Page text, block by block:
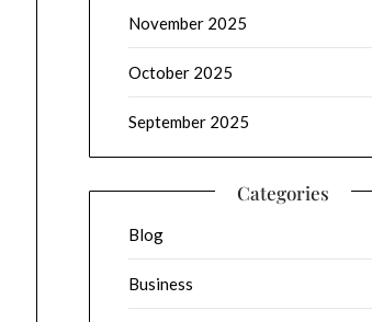
November 2025
October 2025
September 2025
Categories
Blog
Business